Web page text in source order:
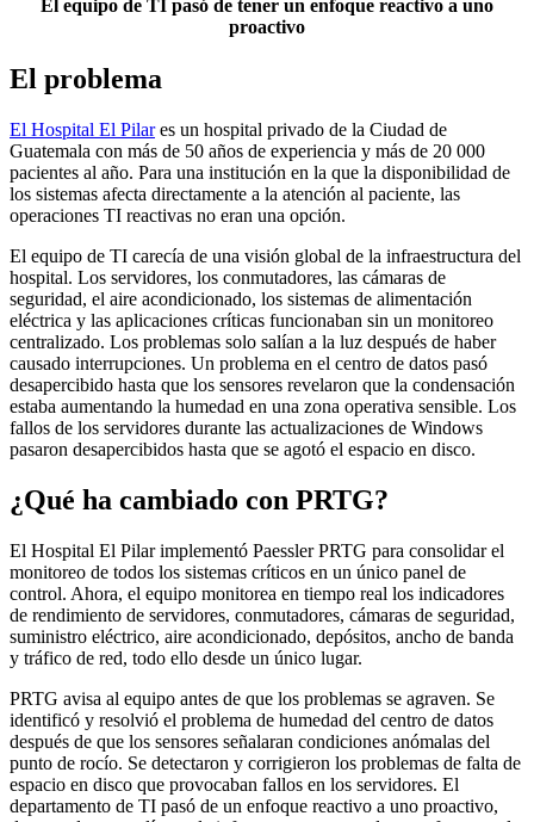
El equipo de TI pasó de tener un enfoque reactivo a uno
proactivo
El problema
El Hospital El Pilares un hospital privado de la Ciudad de
Guatemala con más de 50 años de experiencia y más de 20 000
pacientes al año. Para una institución en la que la disponibilidad de
los sistemas afecta directamente a la atención al paciente, las
operaciones TI reactivas no eran una opción.
El equipo de TI carecía de una visión global de la infraestructura del
hospital. Los servidores, los conmutadores, las cámaras de
seguridad, el aire acondicionado, los sistemas de alimentación
eléctrica y las aplicaciones críticas funcionaban sin un monitoreo
centralizado. Los problemas solo salían a la luz después de haber
causado interrupciones. Un problema en el centro de datos pasó
desapercibido hasta que los sensores revelaron que la condensación
estaba aumentando la humedad en una zona operativa sensible. Los
fallos de los servidores durante las actualizaciones de Windows
pasaron desapercibidos hasta que se agotó el espacio en disco.
¿Qué ha cambiado con PRTG?
El Hospital El Pilar implementó Paessler PRTG para consolidar el
monitoreo de todos los sistemas críticos en un único panel de
control. Ahora, el equipo monitorea en tiempo real los indicadores
de rendimiento de servidores, conmutadores, cámaras de seguridad,
suministro eléctrico, aire acondicionado, depósitos, ancho de banda
y tráfico de red, todo ello desde un único lugar.
PRTG avisa al equipo antes de que los problemas se agraven. Se
identificó y resolvió el problema de humedad del centro de datos
después de que los sensores señalaran condiciones anómalas del
punto de rocío. Se detectaron y corrigieron los problemas de falta de
espacio en disco que provocaban fallos en los servidores. El
departamento de TI pasó de un enfoque reactivo a uno proactivo,